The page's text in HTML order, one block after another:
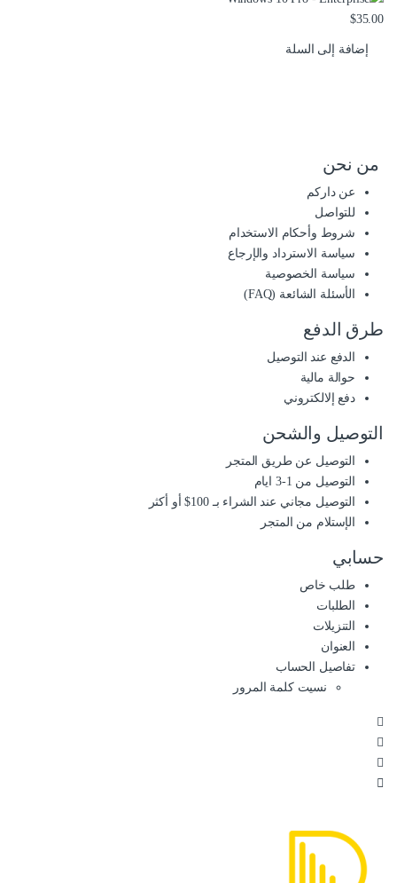
$35.00
إضافة إلى السلة
من نحن
عن داركم
للتواصل
شروط وأحكام الاستخدام
سياسة الاسترداد والإرجاع
سياسة الخصوصية
الأسئلة الشائعة (FAQ)
طرق الدفع
الدفع عند التوصيل
حوالة مالية
دفع إلالكتروني
التوصيل والشحن
التوصيل عن طريق المتجر
التوصيل من 1-3 ايام
التوصيل مجاني عند الشراء بـ 100$ أو أكثر
الإستلام من المتجر
حسابي
طلب خاص
الطلبات
التنزيلات
العنوان
تفاصيل الحساب
نسيت كلمة المرور